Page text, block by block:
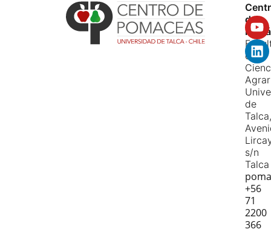
de
de
de
s/n
Talca
+56
71
2200
366